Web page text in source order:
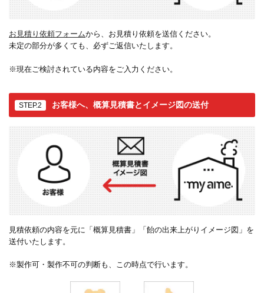
お見積り依頼フォームから、お見積り依頼を送信ください。
未定の部分が多くても、必ずご返信いたします。
※現在ご検討されている内容をご入力ください。
STEP.2 お客様へ、概算見積書とイメージ図の送付
見積依頼の内容を元に「概算見積書」「飴の出来上がりイメージ図」を
送付いたします。
※製作可・製作不可の判断も、この時点で行います。